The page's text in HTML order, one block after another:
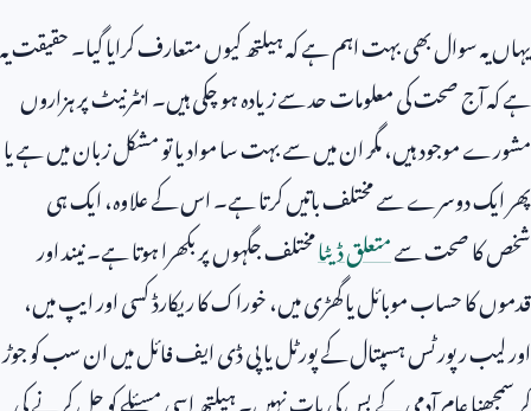
یہاں یہ سوال بھی بہت اہم ہے کہ ہیلتھ کیوں متعارف کرایا گیا۔ حقیقت یہ
ہے کہ آج صحت کی معلومات حد سے زیادہ ہو چکی ہیں۔ انٹرنیٹ پر ہزاروں
مشورے موجود ہیں، مگر ان میں سے بہت سا مواد یا تو مشکل زبان میں ہے یا
پھر ایک دوسرے سے مختلف باتیں کرتا ہے۔ اس کے علاوہ، ایک ہی
شخص کا صحت سےمتعلق ڈیٹامختلف جگہوں پر بکھرا ہوتا ہے۔ نیند اور
قدموں کا حساب موبائل یا گھڑی میں، خوراک کا ریکارڈ کسی اور ایپ میں،
اور لیب رپورٹس ہسپتال کے پورٹل یا پی ڈی ایف فائل میں ان سب کو جوڑ
کر سمجھنا عام آدمی کے بس کی بات نہیں۔ ہیلتھ اسی مسئلے کو حل کرنے کی